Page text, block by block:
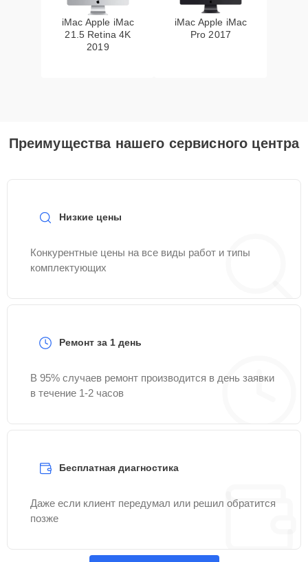
iMac Apple iMac
21.5 Retina 4K
2019
iMac Apple iMac
Pro 2017
Преимущества нашего сервисного центра
Низкие цены
Конкурентные цены на все виды работ и типы
комплектующих
Ремонт за 1 день
В 95% случаев ремонт производится в день заявки
в течение 1-2 часов
Бесплатная диагностика
Даже если клиент передумал или решил обратится
позже